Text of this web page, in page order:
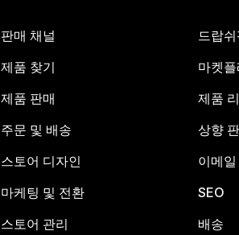
판매 채널
제품 찾기
제품 판매
주문 및 배송
스토어 디자인
마케팅 및 전환
스토어 관리
드랍쉬
마켓
제품
상향
이메
SEO
배송